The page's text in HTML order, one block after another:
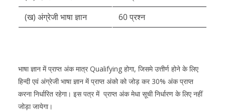
(ख) अंग्रेजी भाषा ज्ञान
60 प्रश्न
भाषा ज्ञान में प्राप्त अंक मात्र Qualifying होगा, जिसमे उत्तीर्ण होने के लिए
हिन्दी एवं अंग्रेजी भाषा ज्ञान में प्राप्त अंको को जोड़ कर 30% अंक प्राप्त
करना निर्धारित रहेगा। इस पत्र में प्राप्त अंक मेधा सूची निर्धारण के लिए नहीं
जोड़ा जायेगा।